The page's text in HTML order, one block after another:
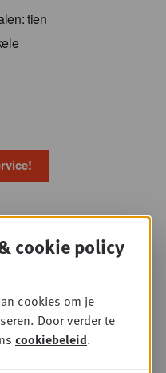
tien
aan de
toeval!
cookie policy
cookies om je
Door verder te
cookiebeleid.